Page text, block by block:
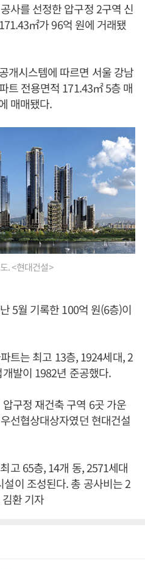
사를 선정한 압구정 2구역 신
㎡가 96억 원에 거래됐
개시스템에 따르면 서울 강남
트 전용면적 171.43㎡ 5층 매
매매됐다.
. <현대건설>
5월 기록한 100억 원(6층)이
트는 최고 13층, 1924세대, 2
발이 1982년 준공했다.
구정 재건축 구역 6곳 가운
선협상대상자였던 현대건설
고 65층, 14개 동, 2571세대
이 조성된다. 총 공사비는 2
환 기자